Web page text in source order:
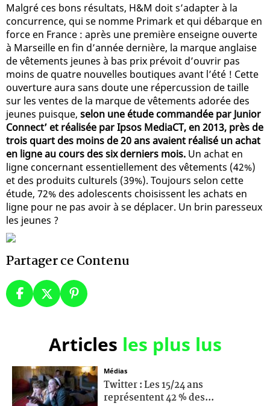
Malgré ces bons résultats, H&M doit s’adapter à la
concurrence, qui se nomme Primark et qui débarque en
force en France : après une première enseigne ouverte
à Marseille en fin d’année dernière, la marque anglaise
de vêtements jeunes à bas prix prévoit d’ouvrir pas
moins de quatre nouvelles boutiques avant l’été ! Cette
ouverture aura sans doute une répercussion de taille
sur les ventes de la marque de vêtements adorée des
jeunes puisque, selon une étude commandée par Junior
Connect’ et réalisée par Ipsos MediaCT, en 2013, près de
trois quart des moins de 20 ans avaient réalisé un achat
en ligne au cours des six derniers mois. Un achat en
ligne concernant essentiellement des vêtements (42%)
et des produits culturels (39%). Toujours selon cette
étude, 72% des adolescents choisissent les achats en
ligne pour ne pas avoir à se déplacer. Un brin paresseux
les jeunes ?
Partager ce Contenu
Articles les plus lus
Médias
Twitter : Les 15/24 ans
représentent 42 % des...